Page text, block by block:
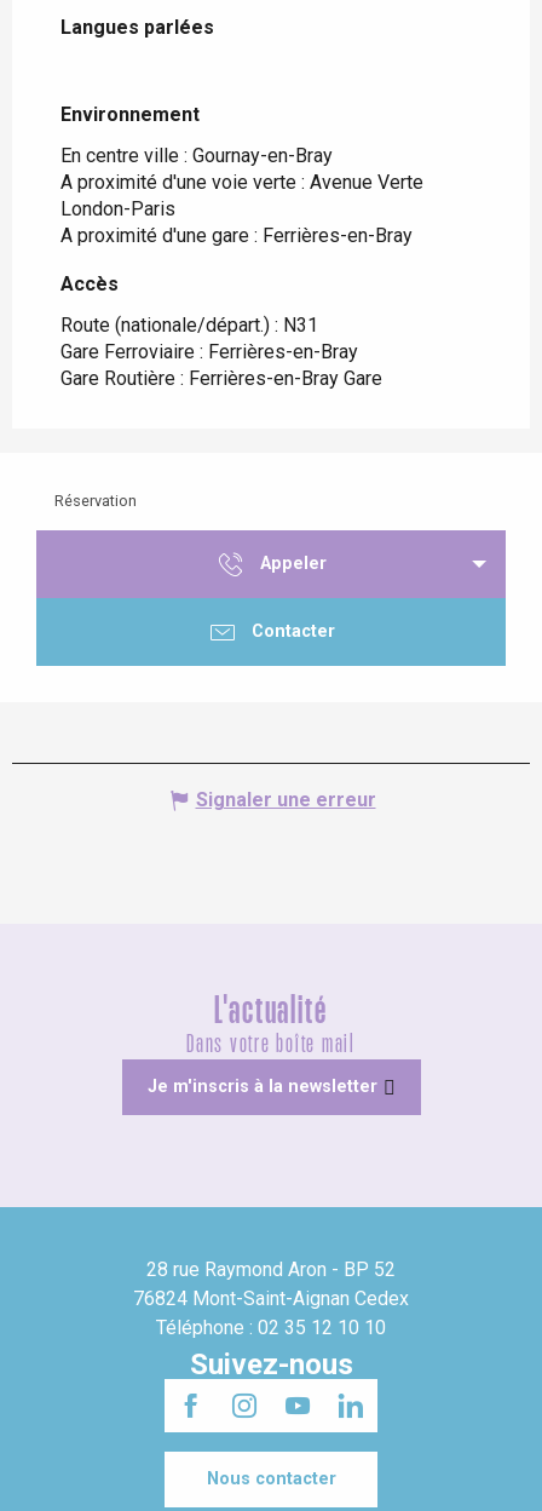
Langues parlées
Langues parlées
Environnement
Environnement
En centre ville : Gournay-en-Bray
A proximité d'une voie verte : Avenue Verte
London-Paris
A proximité d'une gare : Ferrières-en-Bray
Accès
Accès
Route (nationale/départ.) : N31
Gare Ferroviaire : Ferrières-en-Bray
Gare Routière : Ferrières-en-Bray Gare
Réservation
Appeler
Contacter
Signaler une erreur
L'actualité
Dans votre boîte mail
Je m'inscris à la newsletter
28 rue Raymond Aron - BP 52
76824 Mont-Saint-Aignan Cedex
Téléphone : 02 35 12 10 10
Suivez-nous
Nous contacter